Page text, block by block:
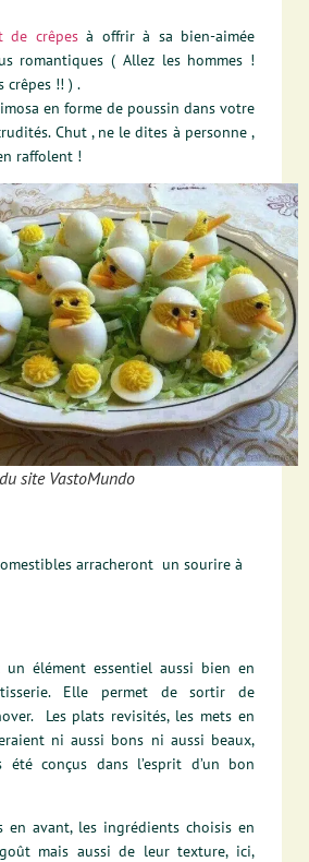
de crêpesà offrir à sa bien-aimée
romantiques ( Allez les hommes !
crêpes !! ) .
en forme de poussin dans votre
Chut , ne le dites à personne ,
raffolent !
site VastoMundo
arracheront un sourire à
un élément essentiel aussi bien en
Elle permet de sortir de
Les plats revisités, les mets en
ni aussi bons ni aussi beaux,
été conçus dans l’esprit d’un bon
en avant, les ingrédients choisis en
mais aussi de leur texture, ici,